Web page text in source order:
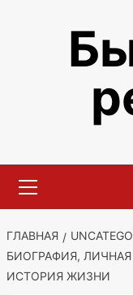
содержимому
меню
ГЛАВНАЯ
БИОГРАФИЯ,
ИСТОРИЯ ЖИЗНИ